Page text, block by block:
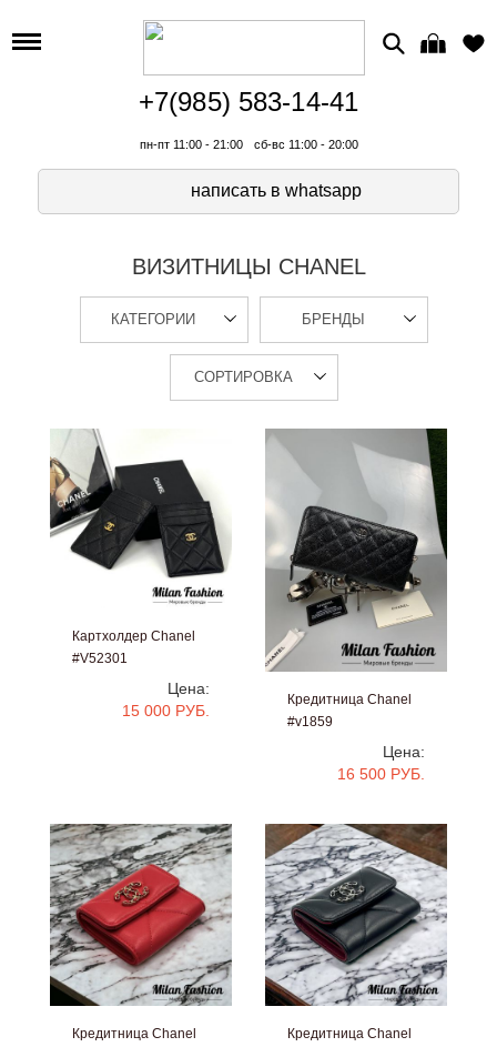
+7(985) 583-14-41
пн-пт 11:00 - 21:00 сб-вс 11:00 - 20:00
написать в whatsapp
ВИЗИТНИЦЫ CHANEL
КАТЕГОРИИ БРЕНДЫ
СОРТИРОВКА
Картхолдер Chanel
#V52301
Цена:
15 000 РУБ.
Кредитница Chanel
#v1859
Цена:
16 500 РУБ.
Кредитница Chanel
Кредитница Chanel